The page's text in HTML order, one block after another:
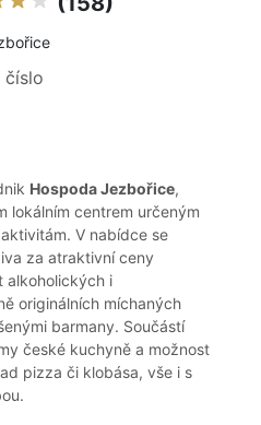
číslo
Hospoda Jezbořice,
lokálním centrem určeným
V nabídce se
za atraktivní ceny
alkoholických i
originálních míchaných
barmany. Součástí
české kuchyně a možnost
pizza či klobása, vše i s